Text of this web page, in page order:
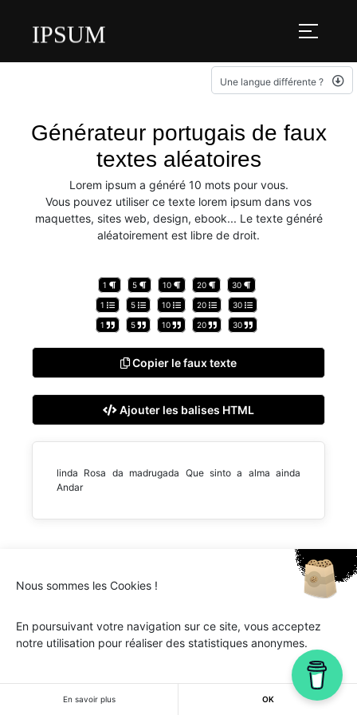
IPSUM
Une langue différente ?
Générateur portugais de faux
textes aléatoires
Lorem ipsum a généré 10 mots pour vous.
Vous pouvez utiliser ce texte lorem ipsum dans vos
maquettes, sites web, design, ebook... Le texte généré
aléatoirement est libre de droit.
1 5 10 20 30
1 5 10 20 30
1 5 10 20 30
Copier le faux texte
Ajouter les balises HTML
linda Rosa da madrugada Que sinto a alma ainda
Andar
Ipsum.one © 2018-2026 - Tous droits réservés -
Lorem
Nous sommes les Cookies !
En poursuivant votre navigation sur ce site, vous acceptez
notre utilisation pour réaliser des statistiques anonymes.
En savoir plus OK